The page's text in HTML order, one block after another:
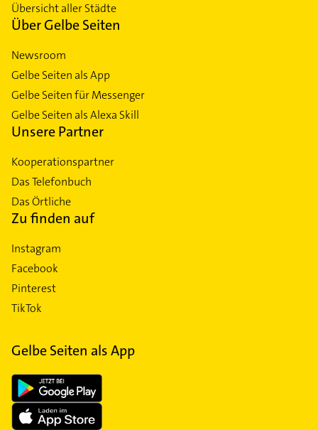
Übersicht aller Städte
Über Gelbe Seiten
Newsroom
Gelbe Seiten als App
Gelbe Seiten für Messenger
Gelbe Seiten als Alexa Skill
Unsere Partner
Kooperationspartner
Das Telefonbuch
Das Örtliche
Zu finden auf
Instagram
Facebook
Pinterest
TikTok
Gelbe Seiten als App